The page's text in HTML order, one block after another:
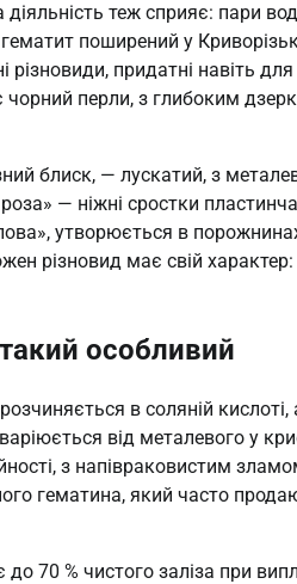
теж сприяє: пари
поширений у
різновиди, придатні навіть
чорний перли, з глибоким
блиск, — лускатий, з
— ніжні сростки
утворюється в
різновид має свій
такий особливий
в соляній кислоті,
від металевого у
з напівраковистим
гематина, який часто
70 % чистого заліза при